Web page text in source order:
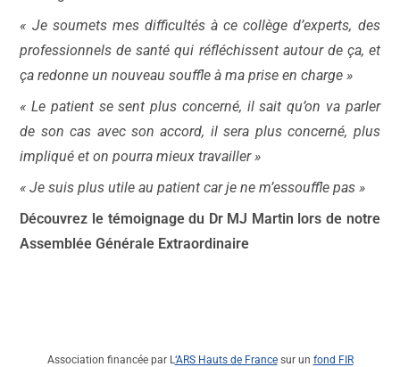
« Je soumets mes difficultés à ce collège d’experts, des
professionnels de santé qui réfléchissent autour de ça, et
ça redonne un nouveau souffle à ma prise en charge »
« Le patient se sent plus concerné, il sait qu’on va parler
de son cas avec son accord, il sera plus concerné, plus
impliqué et on pourra mieux travailler »
« Je suis plus utile au patient car je ne m’essouffle pas »
Découvrez le témoignage du Dr MJ Martin lors de notre
Assemblée Générale Extraordinaire
Association financée par L‘ARS Hauts de Francesur un fond FIR